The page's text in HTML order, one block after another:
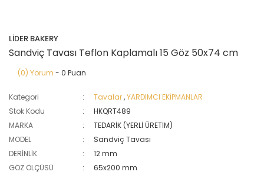
LİDER BAKERY
Sandviç Tavası Teflon Kaplamalı 15 Göz 50x74 cm
(0) Yorum - 0 Puan
Kategori Tavalar,YARDIMCI EKİPMANLAR
Stok Kodu
HKQRT489
MARKA
TEDARİK (YERLİ ÜRETİM)
MODEL
Sandviç Tavası
DERİNLİK
12 mm
GÖZ ÖLÇÜSÜ
65x200 mm